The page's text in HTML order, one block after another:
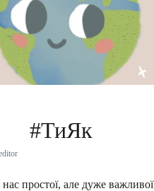
#ТиЯк
простої, але дуже важливої